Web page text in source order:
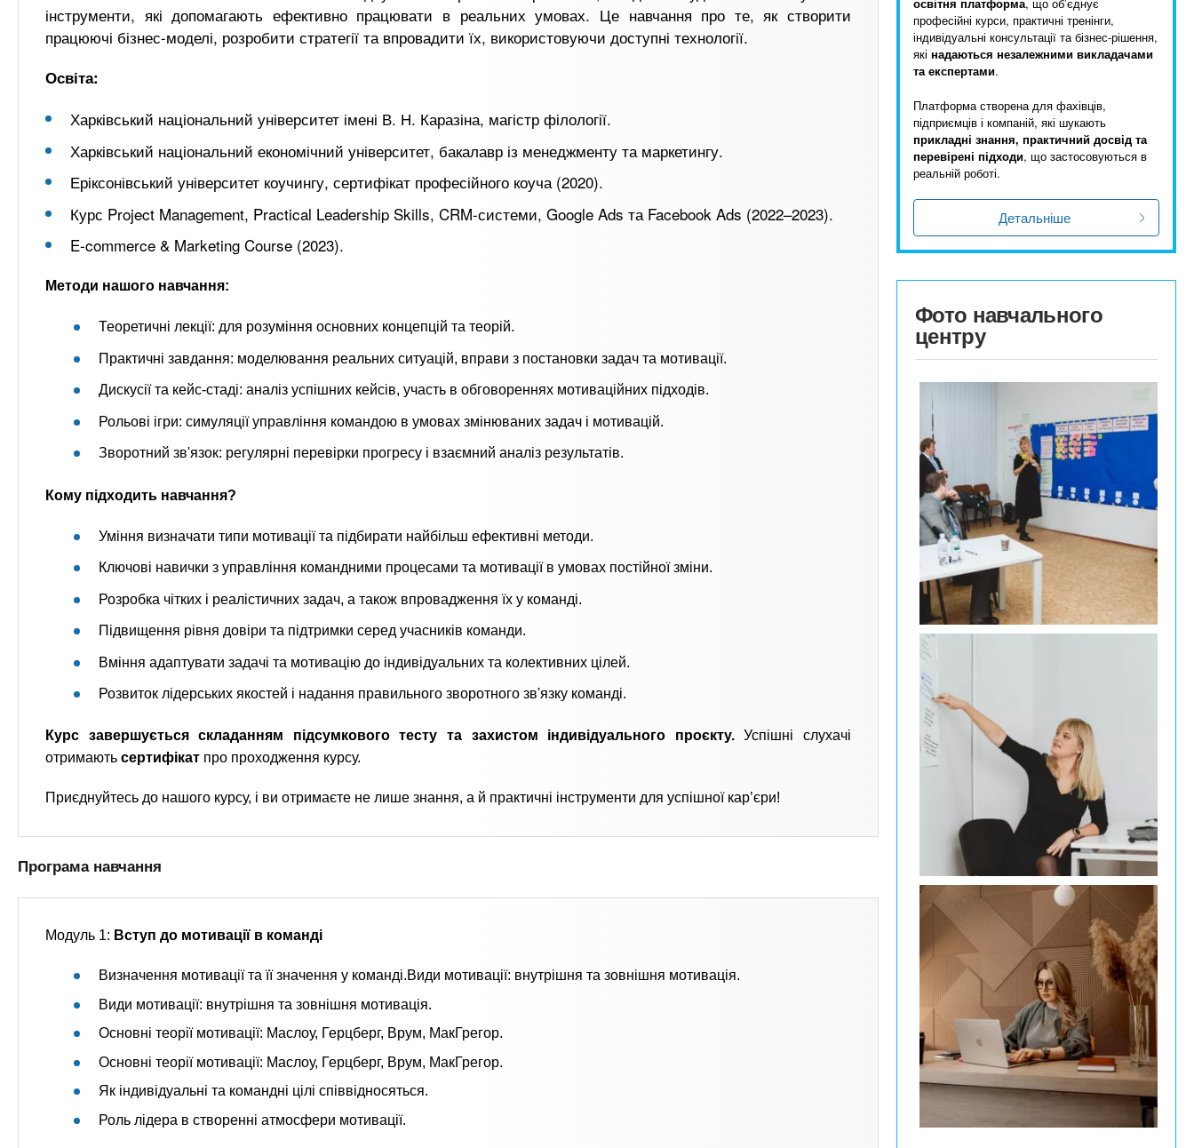
інструменти, які допомагають ефективно працювати в реальних умовах. Це навчання про те, як створити
працюючі бізнес-моделі, розробити стратегії та впровадити їх, використовуючи доступні технології.
Освіта:
Харківський національний університет імені В. Н. Каразіна, магістр філології.
Харківський національний економічний університет, бакалавр із менеджменту та маркетингу.
Еріксонівський університет коучингу, сертифікат професійного коуча (2020).
Курс Project Management, Practical Leadership Skills, CRM-системи, Google Ads та Facebook Ads (2022–2023).
E-commerce & Marketing Course (2023).
Методи нашого навчання:
Теоретичні лекції: для розуміння основних концепцій та теорій.
Практичні завдання: моделювання реальних ситуацій, вправи з постановки задач та мотивації.
Дискусії та кейс-стаді: аналіз успішних кейсів, участь в обговореннях мотиваційних підходів.
Рольові ігри: симуляції управління командою в умовах змінюваних задач і мотивацій.
Зворотний зв'язок: регулярні перевірки прогресу і взаємний аналіз результатів.
Кому підходить навчання?
Уміння визначати типи мотивації та підбирати найбільш ефективні методи.
Ключові навички з управління командними процесами та мотивації в умовах постійної зміни.
Розробка чітких і реалістичних задач, а також впровадження їх у команді.
Підвищення рівня довіри та підтримки серед учасників команди.
Вміння адаптувати задачі та мотивацію до індивідуальних та колективних цілей.
Розвиток лідерських якостей і надання правильного зворотного зв'язку команді.
Курс завершується складанням підсумкового тесту та захистом індивідуального проєкту.Успішні слухачі
отримають сертифікат про проходження курсу.
Приєднуйтесь до нашого курсу, і ви отримаєте не лише знання, а й практичні інструменти для успішної кар’єри!
Програма навчання
Модуль 1: Вступ до мотивації в команді
Визначення мотивації та її значення у команді.Види мотивації: внутрішня та зовнішня мотивація.
Види мотивації: внутрішня та зовнішня мотивація.
Основні теорії мотивації: Маслоу, Герцберг, Врум, МакГрегор.
Основні теорії мотивації: Маслоу, Герцберг, Врум, МакГрегор.
Як індивідуальні та командні цілі співвідносяться.
Роль лідера в створенні атмосфери мотивації.
професійні курси, практичні тренінги,
індивідуальні консультації та бізнес-рішення,
які надаються незалежними викладачами
та експертами.
Платформа створена для фахівців,
підприємців і компаній, які шукають
прикладні знання, практичний досвід та
перевірені підходи, що застосовуються в
реальній роботі.
Детальніше
Фото навчального
центру